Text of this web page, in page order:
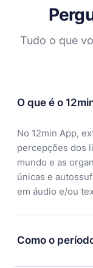
Tudo o que
O que é o
No 12min App,
percepções dos
mundo e as
únicas e
em áudio e/ou
Como o